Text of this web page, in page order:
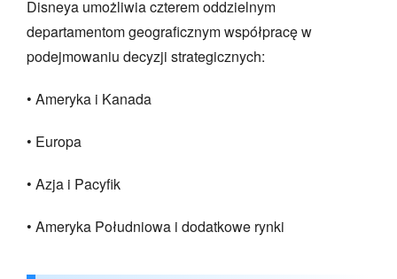
Disneya umożliwia czterem oddzielnym
departamentom geograficznym współpracę w
podejmowaniu decyzji strategicznych:
• Ameryka i Kanada
• Europa
• Azja i Pacyfik
• Ameryka Południowa i dodatkowe rynki